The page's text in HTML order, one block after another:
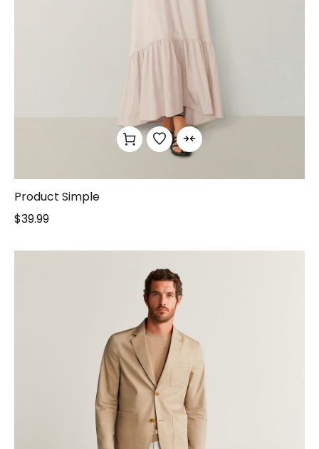
Product Simple
$39.99